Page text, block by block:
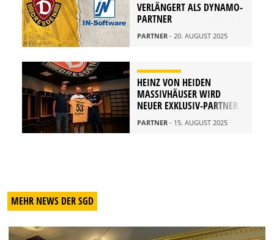
VERLÄNGERT ALS DYNAMO-
PARTNER
PARTNER - 20. AUGUST 2025
HEINZ VON HEIDEN
MASSIVHÄUSER WIRD
NEUER EXKLUSIV-PARTNER
PARTNER - 15. AUGUST 2025
MEHR NEWS DER SGD